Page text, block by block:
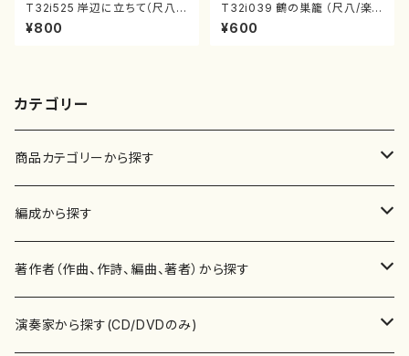
T32i525 岸辺に立ちて（尺八/
初代 中村双葉/楽譜）都山流公
刊楽譜曲番:2234
¥800
T32i039 鶴の巣籠 （尺八/楽
譜）都山no.38
¥600
カテゴリー
商品カテゴリーから探す
楽譜
書籍
書籍
CD・DVD
編成から探す
邦楽器
箏・琴（ソロ）
合唱
著作者（作曲、作詩、編曲、著者）から探す
あ行
演奏家から探す(CD/DVDのみ)